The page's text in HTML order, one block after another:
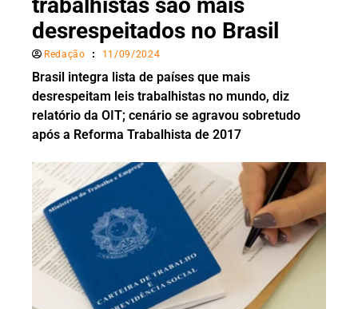
trabalhistas são mais
desrespeitados no Brasil
Redação 11/09/2024
Brasil integra lista de países que mais
desrespeitam leis trabalhistas no mundo, diz
relatório da OIT; cenário se agravou sobretudo
após a Reforma Trabalhista de 2017